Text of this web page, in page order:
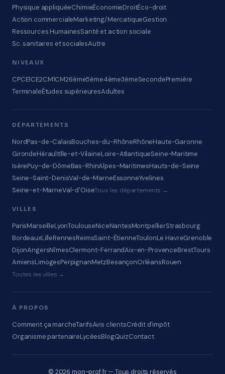
Physique appliquéeChimieÉconomieDroitÉco-droit
Action commercialeMarketing/MercatiqueGestion
Ressources HumainesSanté et action sociale
Sc. sanitaires et socialesAutre
NIVEAUX
CPCE1CE2CM1CM26ème5ème4ème3èmeSecondePremière
TerminaleÉtudes supérieuresAdultes
DÉPARTEMENTS
NordPas-de-CalaisBouches-du-RhôneRhôneHaute-Garonne
GirondeHéraultIlle-et-VilaineLoire-AtlantiqueSeine-Maritime
IsèrePuy-de-DômeBas-RhinAlpes-MaritimesHauts-de-Seine
Seine-Saint-DenisVal-de-MarneEssonneYvelines
Seine-et-MarneVal-d'OiseTous les départements →
VILLES
ParisMarseilleLyonToulouseNiceNantesMontpellierStrasbourg
BordeauxLilleRennesReimsSaint-ÉtienneToulonLe HavreGrenoble
DijonAngersNîmesClermont-FerrandAix-en-ProvenceBrestTours
AmiensLimogesPerpignanMetzBesançonOrléansRouen
Toutes les villes →
À PROPOS
Comment ça marcheTarifsAvis clientsCrédit d'impôt
Organisme partenaireLycéesBlogQuizContact
© 2026 mon-prof.fr — Tous droits réservés